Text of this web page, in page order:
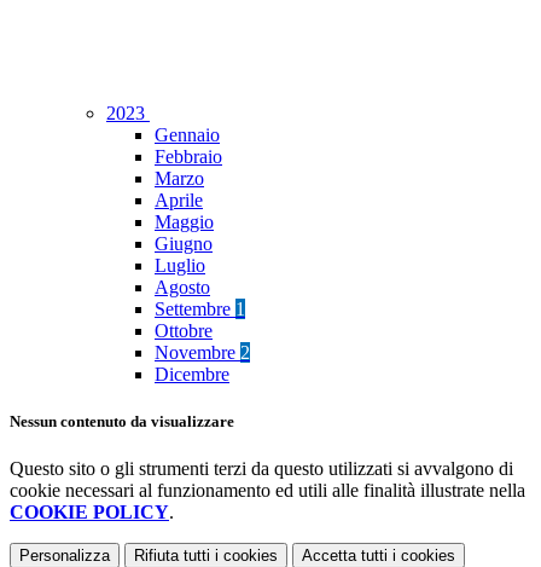
2023
Gennaio
Febbraio
Marzo
Aprile
Maggio
Giugno
Luglio
Agosto
Settembre 1
Ottobre
Novembre 2
Dicembre
Nessun contenuto da visualizzare
Questo sito o gli strumenti terzi da questo utilizzati si avvalgono di
cookie necessari al funzionamento ed utili alle finalità illustrate nella
COOKIE POLICY.
Personalizza Rifiuta tutti i cookies Accetta tutti i cookies